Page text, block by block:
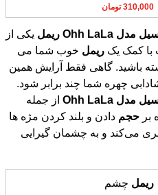
310,000 تومان
مدل Ohh LaLa ریمل یکی از
با کمک یک ریمل خوب شما می
توانید چشمانی مشخص و زیبا داشته باشید. گاهی فقط آرایش همین
چهره شما چند برابر شود.
مدل Ohh LaLa
از جمله
بر حجم دادن و بلند کردن مژه‌ ها
از چسبیدن آن ‌ها به یکدیگر جلوگیری می‌کند و به چشمان گیرایی
ریمل چشم